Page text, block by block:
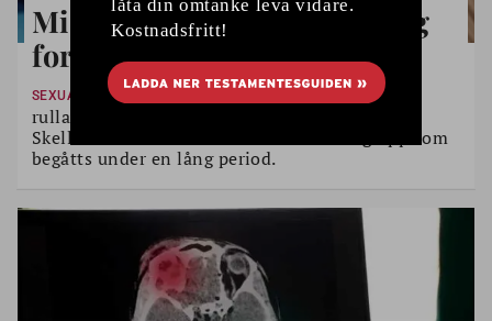
Misstänkt släppt – utredning
fortsätter
SEXUALBROTT En ny skandal kan vara på väg att
rullas upp inom äldreomsorgen. En man i
Skellefteå är misstänkt för flera sexövergrepp som
begåtts under en lång period.